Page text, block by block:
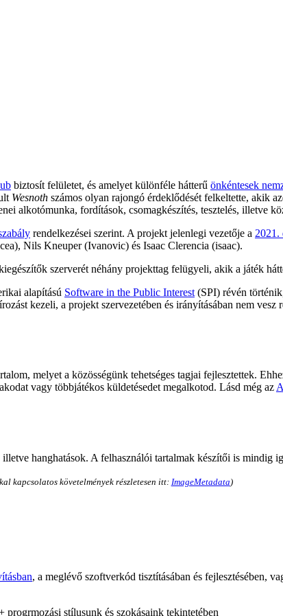
biztosít felületet, és amelyet különféle hátterű önkéntesek
Wesnoth számos olyan rajongó érdeklődését felkeltette, akik
alkotómunka, fordítások, csomagkészítés, tesztelés, illetve
rendelkezései szerint. A projekt jelenlegi vezetője a 2021.
Nils Kneuper (Ivanovic) és Isaac Clerencia (isaac).
szerverét néhány projekttag felügyeli, akik a játék
alapítású Software in the Public Interest (SPI) révén
kezeli, a projekt szervezetében és irányításában nem
melyet a közösségünk tehetséges tagjai fejlesztettek.
vagy többjátékos küldetésedet megalkotod. Lásd még az
hanghatások. A felhasználói tartalmak készítői is mindig
kapcsolatos követelmények részletesen itt:ImageMetadata)
, a meglévő szoftverkód tisztításában és fejlesztésében,
stílusunk és szokásaink tekintetében